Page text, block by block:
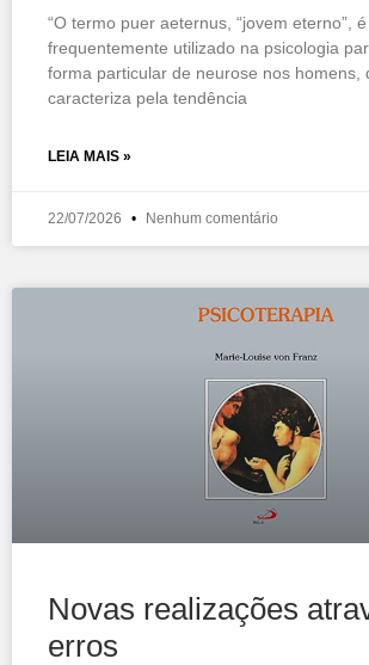
“O termo puer aeternus, “jovem eterno”, é
frequentemente utilizado na psicologia
forma particular de neurose nos homens,
caracteriza pela tendência
LEIA MAIS »
22/07/2026 Nenhum comentário
Novas realizações
erros